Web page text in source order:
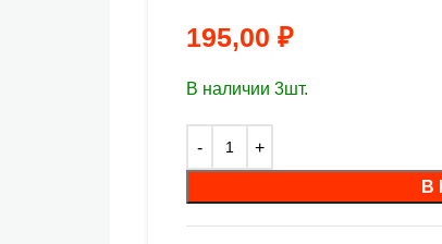
195,00 ₽
В наличии 3шт.
В